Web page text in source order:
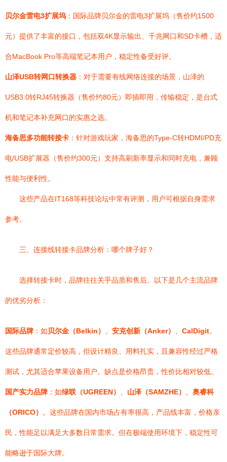
贝尔金雷电3扩展坞 ：国际品牌贝尔金的雷电3扩展坞（售价约1500
元）提供了丰富的接口，包括双4K显示输出、千兆网口和SD卡槽，适
合MacBook Pro等高端笔记本用户，稳定性备受好评。
山泽USB转网口转换器 ：对于需要有线网络连接的场景，山泽的
USB3.0转RJ45转换器（售价约80元）即插即用，传输稳定，是台式
机和笔记本补充网口的实惠之选。
海备思多功能转接卡 ：针对游戏玩家，海备思的Type-C转HDMI/PD充
电/USB扩展器（售价约300元）支持高刷新率显示和同时充电，兼顾
性能与便利性。
这些产品在IT168等科技论坛中常有评测，用户可根据自身需求
参考。
三、连接线转接卡品牌分析：哪个牌子好？
选择转接卡时，品牌往往关乎品质和售后。以下是几个主流品牌
的优劣分析：
国际品牌 ：如贝尔金（Belkin） 安克创新（Anker） CalDigit。
这些品牌通常定价较高，但设计精良、用料扎实，且兼容性经过严格
测试，尤其适合苹果设备用户。缺点是价格昂贵，性价比相对较低。
国产实力品牌 ：如绿联（UGREEN） 山泽（SAMZHE） 奥睿科
（ORICO） 。这些品牌在国内市场占有率很高，产品线丰富，价格亲
民，性能足以满足大多数日常需求。但在极端使用环境下，稳定性可
能略逊于国际大牌。